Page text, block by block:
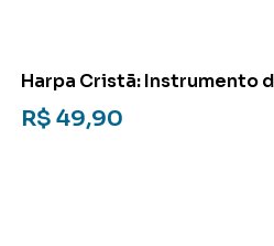
Harpa Cristã: Instrumento
expansão Pentecostal no
R$ 49,90